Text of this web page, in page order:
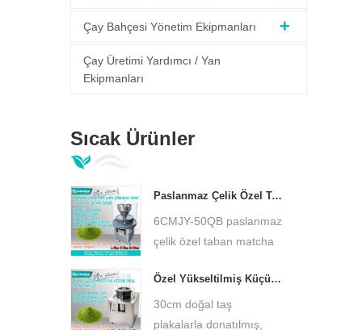
Çay Bahçesi Yönetim Ekipmanları
Çay Üretimi Yardımcı / Yan
Ekipmanları
Sıcak Ürünler
Paslanmaz Çelik Özel Taban Matcha Yeşil Taş Değirmeni Düşük Sıcaklık Ultra İnce Matcha Öğütücü DL-6CYMJ-50QB
6CMJY-50QB paslanmaz
çelik özel taban matcha
doğal granit taş levha,
düşük hızlı soğuk
öğütme. Çay aromasını
Özel Yükseltilmiş Küçük Matcha Taş Değirmeni 30cm Taş Tabak Ultra İnce Matcha Öğütücü DL-6CYMJ-32M
30cm doğal taş
plakalarla donatılmış,